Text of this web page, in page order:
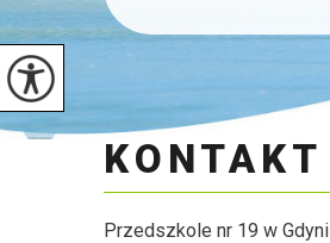
KONTAKT
Przedszkole nr 19 w Gdyni